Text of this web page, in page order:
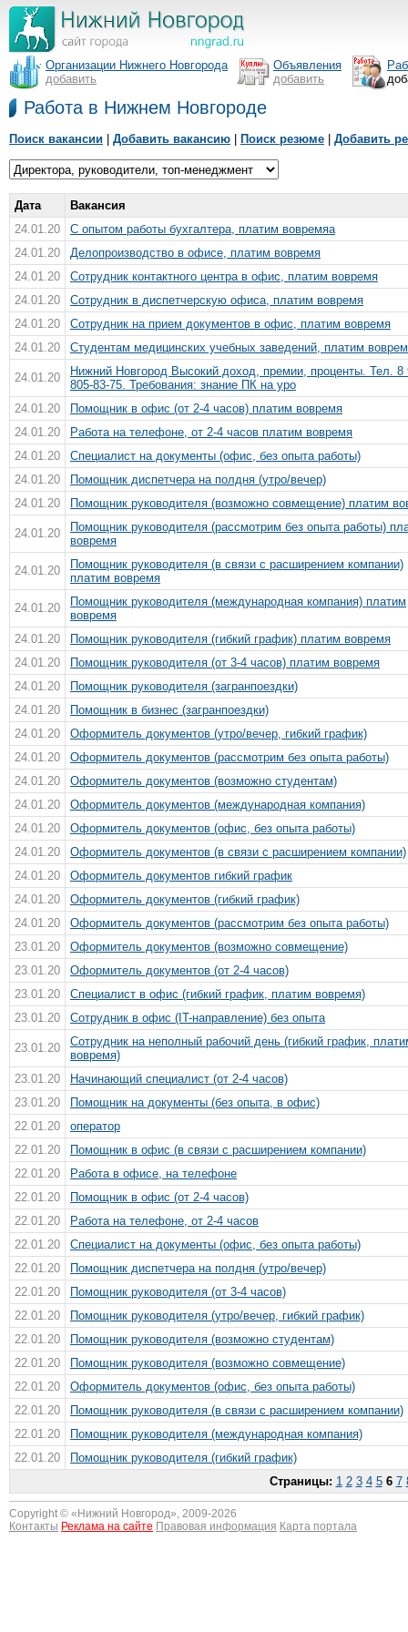
Организации Нижнего Новгорода
добавить
Объявления
добавить
Работа в Нижнем Новгороде
Поиск вакансии Добавить вакансию Поиск резюме Добавить
Дата
Вакансия
24.01.20
С oпытом работы бухгалтера, платим вовремяа
24.01.20
Делопроизводство в офисе, платим вовремя
24.01.20
Сотрудник контактного центра в офис, платим вовремя
24.01.20
Сотрудник в диспетчерскую офиса, платим вовремя
24.01.20
Сотрудник на прием документов в офис, платим вовремя
24.01.20
Студентам медицинских учебных заведений, платим
24.01.20
Нижний Новгород Высокий доход, премии, проценты. Тел. 8
805-83-75. Требования: знание ПК на уро
24.01.20
Помощник в офис (от 2-4 часов) платим вовремя
24.01.20
Работа на телефоне, от 2-4 часов платим вовремя
24.01.20
Специалист на документы (офис, без опыта работы)
24.01.20
Помощник диспетчера на полдня (утро/вечер)
24.01.20
Помощник руководителя (возможно совмещение) платим
24.01.20
Помощник руководителя (рассмотрим без опыта работы)
вовремя
24.01.20
Помощник руководителя (в связи с расширением компании)
платим вовремя
24.01.20
Помощник руководителя (международная компания) платим
вовремя
24.01.20
Помощник руководителя (гибкий график) платим вовремя
24.01.20
Помощник руководителя (от 3-4 часов) платим вовремя
24.01.20
Помощник руководителя (загранпоездки)
24.01.20
Помощник в бизнес (загранпоездки)
24.01.20
Оформитель документов (утро/вечер, гибкий график)
24.01.20
Оформитель документов (рассмотрим без опыта работы)
24.01.20
Оформитель документов (возможно студентам)
24.01.20
Оформитель документов (международная компания)
24.01.20
Оформитель документов (офис, без опыта работы)
24.01.20
Оформитель документов (в связи с расширением компании)
24.01.20
Оформитель документов гибкий график
24.01.20
Оформитель документов (гибкий график)
24.01.20
Оформитель документов (рассмотрим без опыта работы)
23.01.20
Оформитель документов (возможно совмещение)
23.01.20
Оформитель документов (от 2-4 часов)
23.01.20
Специалист в офис (гибкий график, платим вовремя)
23.01.20
Сотрудник в офис (IT-направление) без опыта
23.01.20
Сотрудник на неполный рабочий день (гибкий график,
вовремя)
23.01.20
Начинающий специалист (от 2-4 часов)
23.01.20
Помощник на документы (без опыта, в офис)
22.01.20
оператор
22.01.20
Помощник в офис (в связи с расширением компании)
22.01.20
Работа в офисе, на телефоне
22.01.20
Помощник в офис (от 2-4 часов)
22.01.20
Работа на телефоне, от 2-4 часов
22.01.20
Специалист на документы (офис, без опыта работы)
22.01.20
Помощник диспетчера на полдня (утро/вечер)
22.01.20
Помощник руководителя (от 3-4 часов)
22.01.20
Помощник руководителя (утро/вечер, гибкий график)
22.01.20
Помощник руководителя (возможно студентам)
22.01.20
Помощник руководителя (возможно совмещение)
22.01.20
Оформитель документов (офис, без опыта работы)
22.01.20
Помощник руководителя (в связи с расширением компании)
22.01.20
Помощник руководителя (международная компания)
22.01.20
Помощник руководителя (гибкий график)
Страницы: 1 2 3 4 5 6 7
Copyright © « Нижний Новгород», 2009-2026
Контакты Реклама на сайте Правовая информация Карта портала